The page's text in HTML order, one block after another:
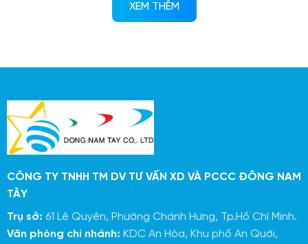
XEM THÊM
CÔNG TY TNHH TM DV TƯ VẤN XD VÀ PCCC ĐÔNG NAM
TÂY
Trụ sở: 61 Lê Quyên, Phường Chánh Hưng, Tp.Hồ Chí Minh.
Văn phòng chi nhánh: KDC An Hòa, Khu phố An Quới,